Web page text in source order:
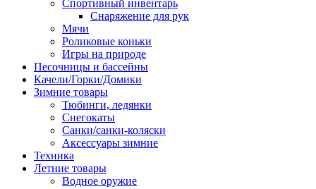
Спортивный инвентарь
Снаряжение для рук
Мячи
Роликовые коньки
Игры на природе
Песочницы и бассейны
Качели/Горки/Домики
Зимние товары
Тюбинги, ледянки
Снегокаты
Санки/санки-коляски
Аксессуары зимние
Техника
Летние товары
Водное оружие